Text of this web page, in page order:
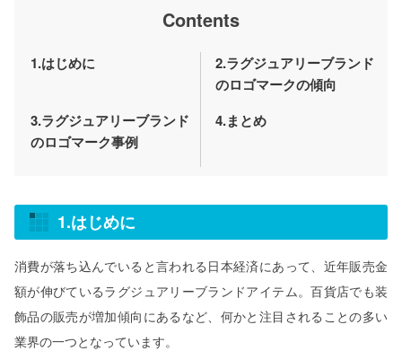
Contents
1.はじめに
2.ラグジュアリーブランド
のロゴマークの傾向
3.ラグジュアリーブランド
のロゴマーク事例
4.まとめ
1.はじめに
消費が落ち込んでいると言われる日本経済にあって、近年販売金
額が伸びているラグジュアリーブランドアイテム。百貨店でも装
飾品の販売が増加傾向にあるなど、何かと注目されることの多い
業界の一つとなっています。